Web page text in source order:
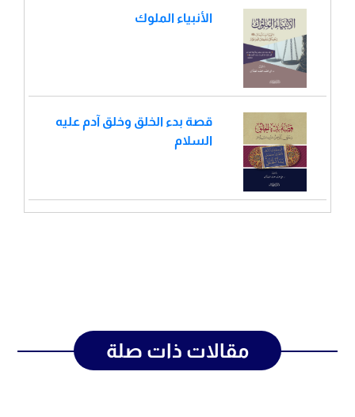
الأنبياء الملوك
قصة بدء الخلق وخلق آدم عليه
السلام
مقالات ذات صلة